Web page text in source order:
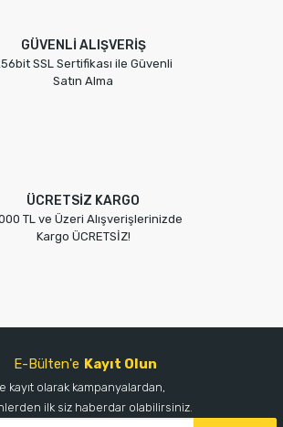
GÜVENLİ ALIŞVERİŞ
SSL Sertifikası ile Güvenli
Satın Alma
ÜCRETSİZ KARGO
TL ve Üzeri Alışverişlerinizde
Kargo ÜCRETSİZ!
E-Bülten'e Kayıt Olun
kayıt olarak kampanyalardan,
ilk siz haberdar olabilirsiniz.